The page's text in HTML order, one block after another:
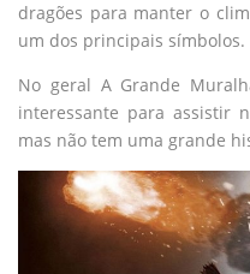
dragões para manter o
um dos principais símbolos.
No geral A Grande
interessante para assistir
mas não tem uma grande